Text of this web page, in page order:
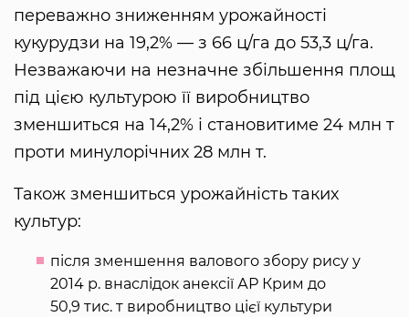
переважно зниженням урожайності
кукурудзи на 19,2% — з 66 ц/га до 53,3 ц/га.
Незважаючи на незначне збільшення площ
під цією культурою її виробництво
зменшиться на 14,2% і становитиме 24 млн т
проти минулорічних 28 млн т.
Також зменшиться урожайність таких
культур:
після зменшення валового збору рису у
2014 р. внаслідок анексії АР Крим до
50,9 тис. т виробництво цієї культури